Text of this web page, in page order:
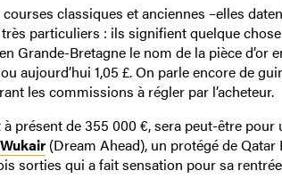
classiques et anciennes –elles
particuliers : ils signifient quelque
Grande-Bretagne le nom de la pièce d’or
aujourd’hui 1,05 £. On parle encore de
les commissions à régler par l’acheteur.
présent de 355 000 €, sera peut-être
(Dream Ahead), un protégé de
sorties qui a fait sensation pour sa